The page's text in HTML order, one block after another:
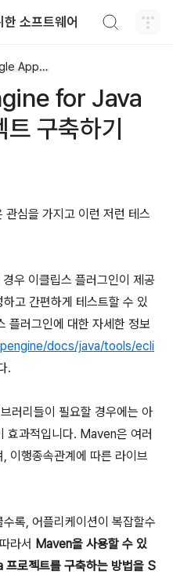
소프트웨어
Architecture for Software/Google App Engine
for Java
구축하기
심을 가지고 이런 저런 테스
우 이클립스 플러그인이 제공
고 간편하게 테스트할 수 있
플러그인에 대한 자세한 정보
docs/java/tools/ecli
.
러리들이 필요할 경우에는 아
효과적입니다. Maven은 여러
이행종속관계에 따른 라이브
록, 어플리케이션이 복잡할수
라서 Maven을 사용할 수 있
로젝트를 구축하는 방법을 S